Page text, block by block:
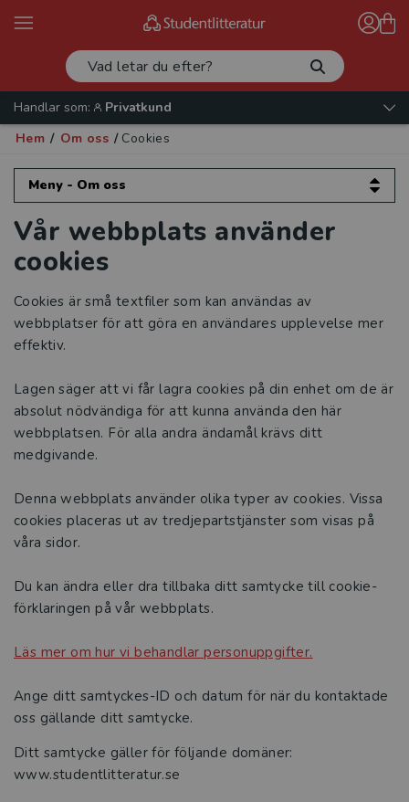
Handlar som:
Privatkund
Hem / Om oss / Cookies
Meny - Om oss
Om oss
Kontakta oss
Vår verksamhet
Organisation och ledning
Jobba hos oss
Historia
GDPR och personuppgifter
Tillgänglighet
Systemkrav
About us
Vår webbplats använder
cookies
Cookies är små textfiler som kan användas av
webbplatser för att göra en användares upplevelse mer
effektiv.
Lagen säger att vi får lagra cookies på din enhet om de är
absolut nödvändiga för att kunna använda den här
webbplatsen. För alla andra ändamål krävs ditt
medgivande.
Denna webbplats använder olika typer av cookies. Vissa
cookies placeras ut av tredjepartstjänster som visas på
våra sidor.
Du kan ändra eller dra tillbaka ditt samtycke till cookie-
förklaringen på vår webbplats.
Läs mer om hur vi behandlar personuppgifter.
Ange ditt samtyckes-ID och datum för när du kontaktade
oss gällande ditt samtycke.
Ditt samtycke gäller för följande domäner:
www.studentlitteratur.se